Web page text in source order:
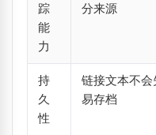
踪
能
力
分来源
持
久
性
链接文本不会
易存档